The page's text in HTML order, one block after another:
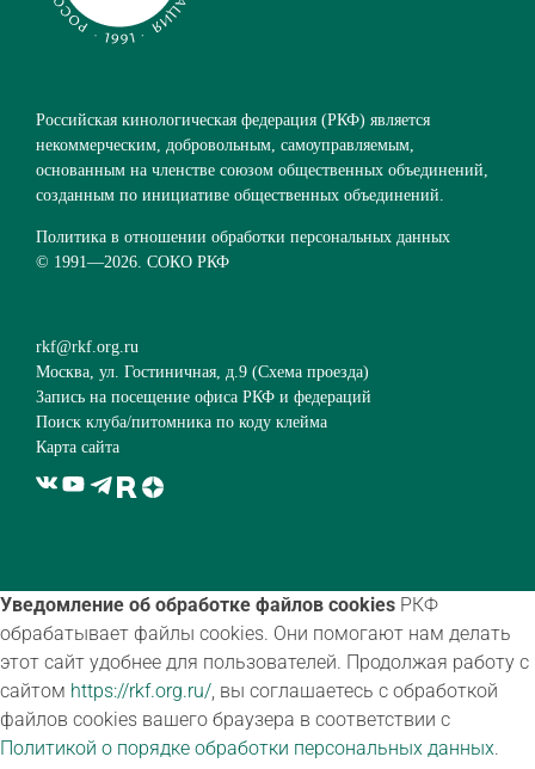
Российская кинологическая федерация (РКФ) является
некоммерческим, добровольным, самоуправляемым,
основанным на членстве союзом общественных объединений,
созданным по инициативе общественных объединений.
Политика в отношении обработки персональных данных
© 1991—2026. СОКО РКФ
rkf@rkf.org.ru
Москва, ул. Гостиничная, д.9 (Схема проезда)
Запись на посещение офиса РКФ и федераций
Поиск клуба/питомника по коду клейма
Карта сайта
Уведомление об обработке файлов cookies РКФ
обрабатывает файлы cookies. Они помогают нам делать
этот сайт удобнее для пользователей. Продолжая работу с
сайтом https://rkf.org.ru/, вы соглашаетесь с обработкой
файлов cookies вашего браузера в соответствии с
Политикой о порядке обработки персональных данных.